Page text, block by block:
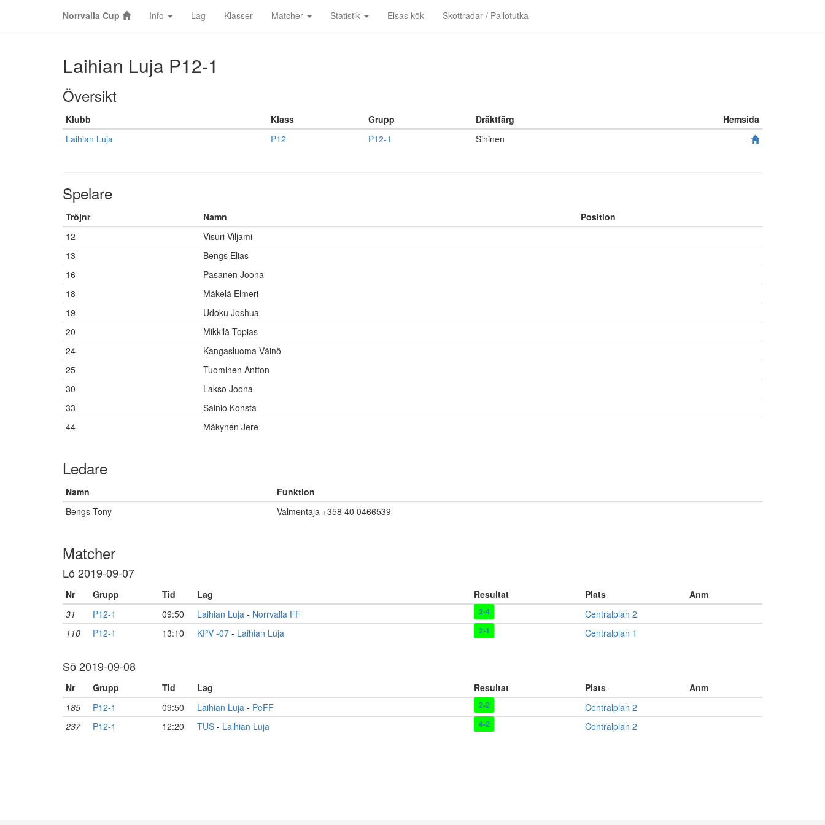
Norrvalla Cup Info Lag Klasser Matcher Statistik Elsas kök Skottradar / Pallotutka
Laihian Luja P12-1
Översikt
Klubb Klass Grupp Dräktfärg
Hemsida
Laihian Luja
P12 P12-1 Sininen
Spelare
Tröjnr Namn
Position
12
Visuri Viljami
13
Bengs Elias
16
Pasanen Joona
18
Mäkelä Elmeri
19
Udoku Joshua
20
Mikkilä Topias
24
Kangasluoma Väinö
25
Tuominen Antton
30
Lakso Joona
33
Sainio Konsta
44
Mäkynen Jere
Ledare
Namn
Funktion
Bengs Tony
Valmentaja +358 40 0466539
Matcher
Lö 2019-09-07
Nr Grupp Tid Lag Resultat Plats
Anm
31
P12-1 09:50 Laihian Luja - Norrvalla FF 2-4
Centralplan 2
110
P12-1 13:10 KPV -07 - Laihian Luja 2-1 Centralplan 1
Sö 2019-09-08
Nr Grupp Tid Lag Resultat Plats
Anm
185
P12-1 09:50 Laihian Luja - PeFF 2-2
Centralplan 2
237
P12-1 12:20 TUS - Laihian Luja 4-2 Centralplan 2